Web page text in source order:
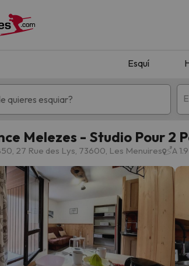
Esquí
Escapadas
No hemos encontrado ningún resultado que
Melezes - Studio Pour 2
27 Rue des Lys, 73600, Les Menuires A